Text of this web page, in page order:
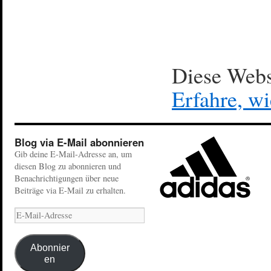
Diese
Erfahre,
Blog via E-Mail abonnieren
Gib deine E-Mail-Adresse an, um
diesen Blog zu abonnieren und
Benachrichtigungen über neue
Beiträge via E-Mail zu erhalten.
Abonnier
en